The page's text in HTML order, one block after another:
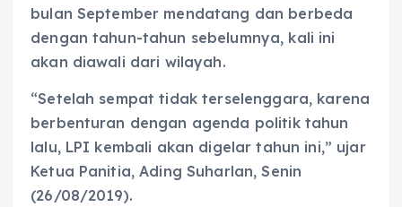
bulan September mendatang dan berbeda
dengan tahun-tahun sebelumnya, kali ini
akan diawali dari wilayah.
“Setelah sempat tidak terselenggara, karena
berbenturan dengan agenda politik tahun
lalu, LPI kembali akan digelar tahun ini,” ujar
Ketua Panitia, Ading Suharlan, Senin
(26/08/2019).